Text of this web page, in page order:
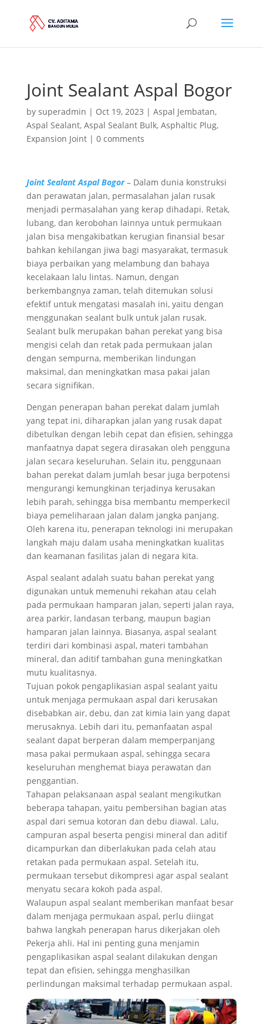
Joint Sealant Aspal Bogor
by superadmin | Oct 19, 2023 | Aspal Jembatan,
Aspal Sealant, Aspal Sealant Bulk, Asphaltic Plug,
Expansion Joint| 0 comments
Joint Sealant Aspal Bogor– Dalam dunia konstruksi
dan perawatan jalan, permasalahan jalan rusak
menjadi permasalahan yang kerap dihadapi. Retak,
lubang, dan kerobohan lainnya untuk permukaan
jalan bisa mengakibatkan kerugian finansial besar
bahkan kehilangan jiwa bagi masyarakat, termasuk
biaya perbaikan yang melambung dan bahaya
kecelakaan lalu lintas. Namun, dengan
berkembangnya zaman, telah ditemukan solusi
efektif untuk mengatasi masalah ini, yaitu dengan
menggunakan sealant bulk untuk jalan rusak.
Sealant bulk merupakan bahan perekat yang bisa
mengisi celah dan retak pada permukaan jalan
dengan sempurna, memberikan lindungan
maksimal, dan meningkatkan masa pakai jalan
secara signifikan.
Dengan penerapan bahan perekat dalam jumlah
yang tepat ini, diharapkan jalan yang rusak dapat
dibetulkan dengan lebih cepat dan efisien, sehingga
manfaatnya dapat segera dirasakan oleh pengguna
jalan secara keseluruhan. Selain itu, penggunaan
bahan perekat dalam jumlah besar juga berpotensi
mengurangi kemungkinan terjadinya kerusakan
lebih parah, sehingga bisa membantu memperkecil
biaya pemeliharaan jalan dalam jangka panjang.
Oleh karena itu, penerapan teknologi ini merupakan
langkah maju dalam usaha meningkatkan kualitas
dan keamanan fasilitas jalan di negara kita.
Aspal sealant adalah suatu bahan perekat yang
digunakan untuk memenuhi rekahan atau celah
pada permukaan hamparan jalan, seperti jalan raya,
area parkir, landasan terbang, maupun bagian
hamparan jalan lainnya. Biasanya, aspal sealant
terdiri dari kombinasi aspal, materi tambahan
mineral, dan aditif tambahan guna meningkatkan
mutu kualitasnya.
Tujuan pokok pengaplikasian aspal sealant yaitu
untuk menjaga permukaan aspal dari kerusakan
disebabkan air, debu, dan zat kimia lain yang dapat
merusaknya. Lebih dari itu, pemanfaatan aspal
sealant dapat berperan dalam memperpanjang
masa pakai permukaan aspal, sehingga secara
keseluruhan menghemat biaya perawatan dan
penggantian.
Tahapan pelaksanaan aspal sealant mengikutkan
beberapa tahapan, yaitu pembersihan bagian atas
aspal dari semua kotoran dan debu diawal. Lalu,
campuran aspal beserta pengisi mineral dan aditif
dicampurkan dan diberlakukan pada celah atau
retakan pada permukaan aspal. Setelah itu,
permukaan tersebut dikompresi agar aspal sealant
menyatu secara kokoh pada aspal.
Walaupun aspal sealant memberikan manfaat besar
dalam menjaga permukaan aspal, perlu diingat
bahwa langkah penerapan harus dikerjakan oleh
Pekerja ahli. Hal ini penting guna menjamin
pengaplikasikan aspal sealant dilakukan dengan
tepat dan efisien, sehingga menghasilkan
perlindungan maksimal terhadap permukaan aspal.